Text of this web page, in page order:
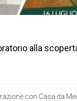
alla
con Casa da